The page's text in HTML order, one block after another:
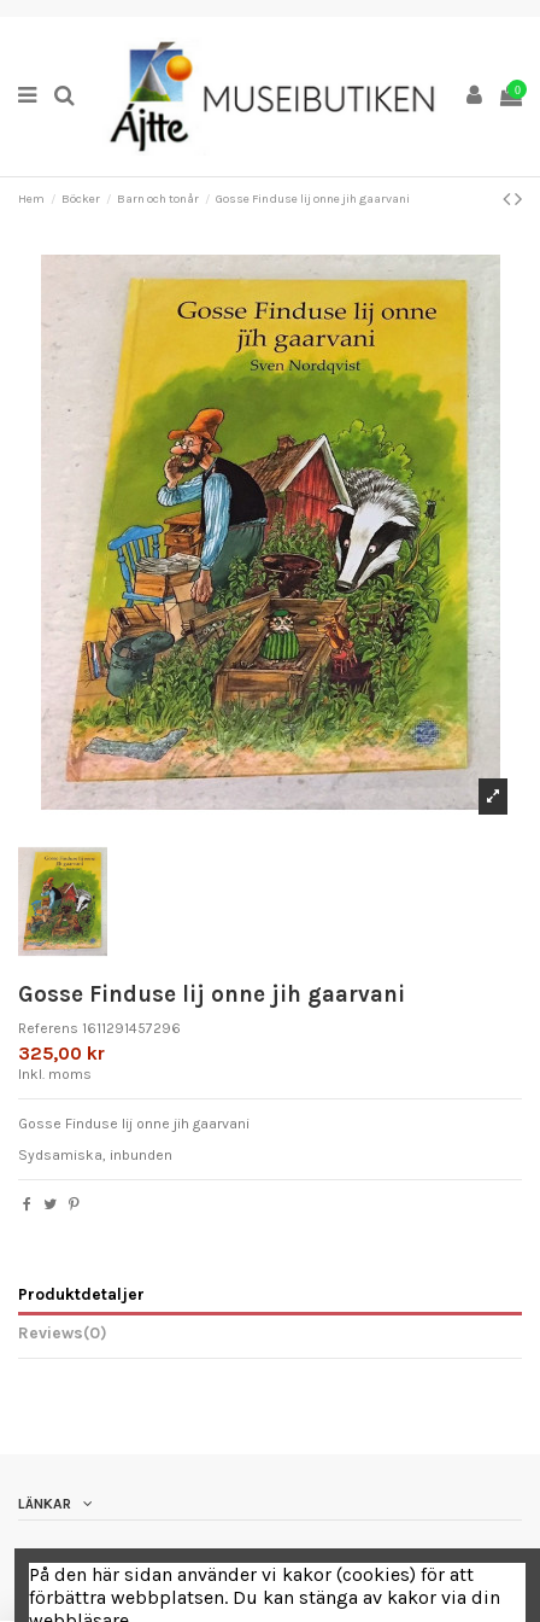
0
Hem Böcker Barn och tonår Gosse Finduse lij onne jih gaarvani
Gosse Finduse lij onne jih gaarvani
Referens 1611291457296
325,00 kr
Inkl. moms
Gosse Finduse lij onne jih gaarvani
Sydsamiska, inbunden
Produktdetaljer
Reviews(0)
LÄNKAR
På den här sidan använder vi kakor (cookies) för att
förbättra webbplatsen. Du kan stänga av kakor via din